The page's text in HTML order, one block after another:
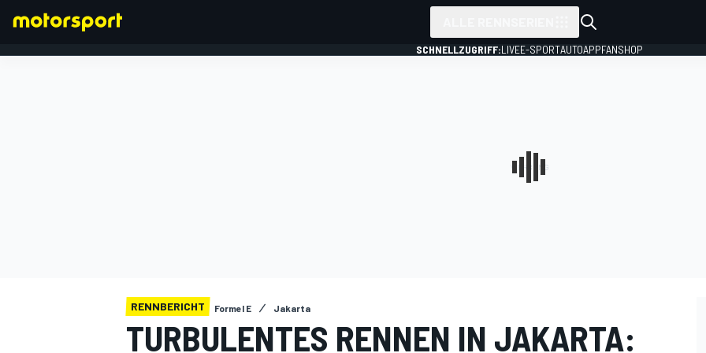
SCHNELLZUGRIFF:LIVEE-SPORTAUTOAPPFANSHOP
RENNBERICHT Formel E Jakarta
TURBULENTES RENNEN IN JAKARTA: